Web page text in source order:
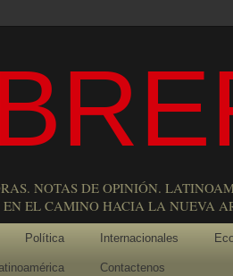
NOTAS DE OPINIÓN.
EL CAMINO HACIA LA NUEVA
Política Internacionales
Contactenos